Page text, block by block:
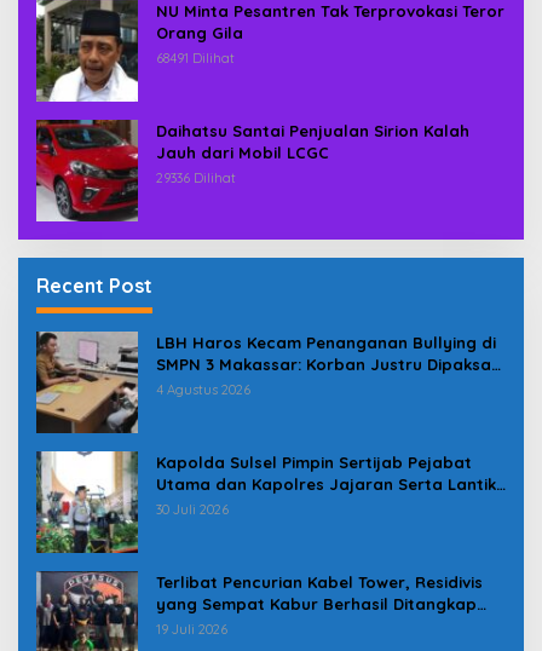
NU Minta Pesantren Tak Terprovokasi Teror
Orang Gila
68491 Dilihat
Daihatsu Santai Penjualan Sirion Kalah
Jauh dari Mobil LCGC
29336 Dilihat
Recent Post
LBH Haros Kecam Penanganan Bullying di
SMPN 3 Makassar: Korban Justru Dipaksa
Pindah
4 Agustus 2026
Kapolda Sulsel Pimpin Sertijab Pejabat
Utama dan Kapolres Jajaran Serta Lantik
Karolog dan Kapolresta Gowa
30 Juli 2026
Terlibat Pencurian Kabel Tower, Residivis
yang Sempat Kabur Berhasil Ditangkap
Tim Gabungan di Jeneponto
19 Juli 2026